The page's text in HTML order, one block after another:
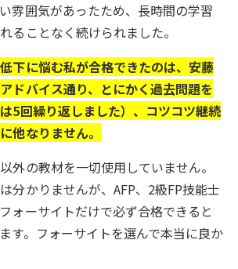
雰囲気があったため、長時間の学習
ることなく続けられました。
下に悩む私が合格できたのは、安藤
ドバイス通り、とにかく過去問題を
5回繰り返しました）、コツコツ継続
他なりません。
外の教材を一切使用していません。
分かりませんが、AFP、2級FP技能士
ォーサイトだけで必ず合格できると
す。フォーサイトを選んで本当に良か